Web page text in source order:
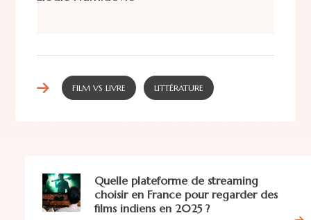
FILM VS LIVRE LITTÉRATURE
Quelle plateforme de streaming
choisir en France pour regarder des
films indiens en 2025 ?